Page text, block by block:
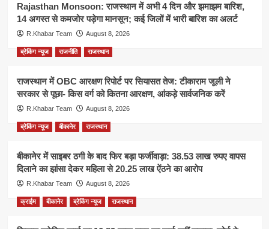
Rajasthan Monsoon: राजस्थान में अभी 4 दिन और झमाझम बारिश,
14 अगस्त से कमजोर पड़ेगा मानसून; कई जिलों में भारी बारिश का अलर्ट
R.Khabar Team August 8, 2026
ब्रेकिंग न्यूज राजनीति राजस्थान
राजस्थान में OBC आरक्षण रिपोर्ट पर सियासत तेज: टीकाराम जूली ने
सरकार से पूछा- किस वर्ग को कितना आरक्षण, आंकड़े सार्वजनिक करें
R.Khabar Team August 8, 2026
ब्रेकिंग न्यूज बीकानेर राजस्थान
बीकानेर में साइबर ठगी के बाद फिर बड़ा फर्जीवाड़ा: 38.53 लाख रुपए वापस
दिलाने का झांसा देकर महिला से 20.25 लाख ऐंठने का आरोप
R.Khabar Team August 8, 2026
क्राईम बीकानेर ब्रेकिंग न्यूज राजस्थान